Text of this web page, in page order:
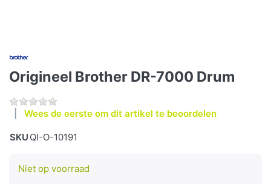
Origineel Brother DR-7000 Drum
Wees de eerste om dit artikel te beoordelen
SKU QI-O-10191
Niet op voorraad